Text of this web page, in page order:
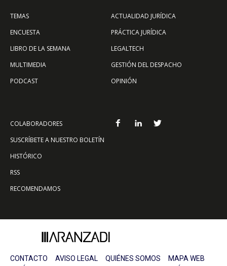
TEMAS
ENCUESTA
LIBRO DE LA SEMANA
MULTIMEDIA
PODCAST
ACTUALIDAD JURÍDICA
PRÁCTICA JURÍDICA
LEGALTECH
GESTIÓN DEL DESPACHO
OPINIÓN
COLABORADORES
SUSCRÍBETE A NUESTRO BOLETÍN
HISTÓRICO
RSS
RECOMENDAMOS
CONTACTO AVISO LEGAL QUIÉNES SOMOS
MAPA WEB